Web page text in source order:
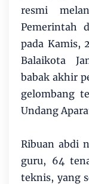
resmi
Pemerintah
pada Kamis,
Balaikota
babak akhir
gelombang
Undang
​Ribuan abdi
guru, 64
teknis, yang